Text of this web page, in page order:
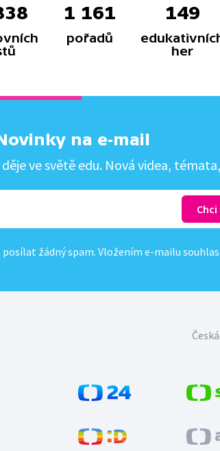
1 161
pořadů
149
her
na e-mail
ve světě edu. Nová videa,
žádný spam. Vložením e-mailu